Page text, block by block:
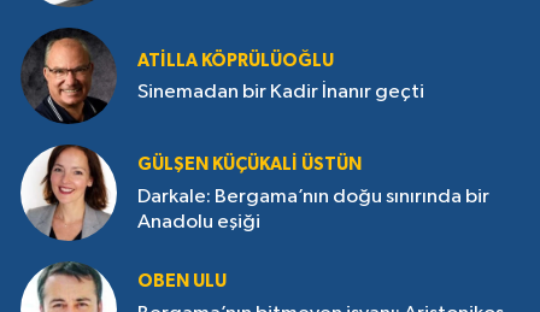
ATILLA KÖPRÜLÜOĞLU
Sinemadan bir Kadir İnanır geçti
GÜLŞEN KÜÇÜKALI ÜSTÜN
Darkale: Bergama’nın doğu sınırında bir
Anadolu eşiği
OBEN ULU